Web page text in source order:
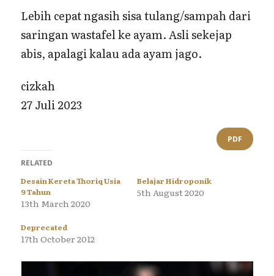
Lebih cepat ngasih sisa tulang/sampah dari
saringan wastafel ke ayam. Asli sekejap
abis, apalagi kalau ada ayam jago.
cizkah
27 Juli 2023
PDF
RELATED
Desain Kereta Thoriq Usia
9 Tahun
13th March 2020
Belajar Hidroponik
5th August 2020
Deprecated
17th October 2012